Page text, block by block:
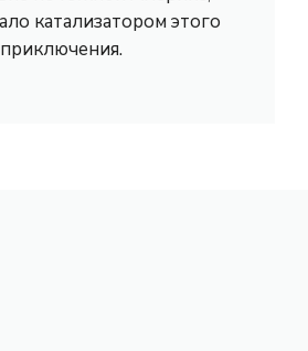
катализатором этого
приключения.